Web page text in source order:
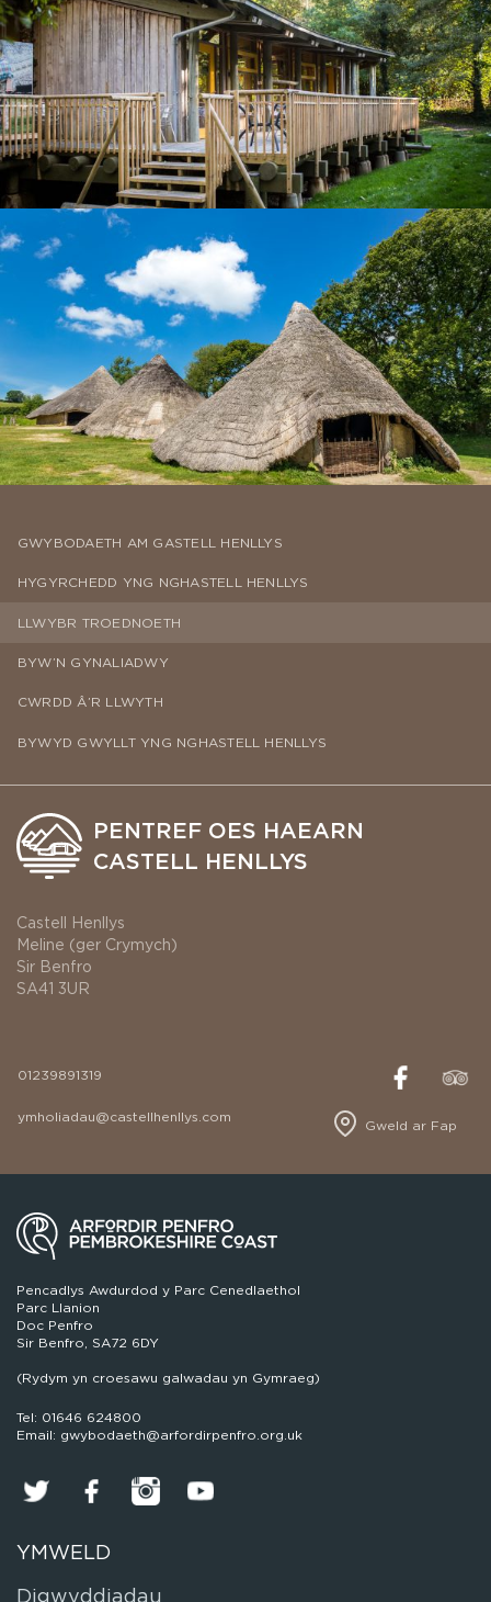
GWYBODAETH AM GASTELL HENLLYS
HYGYRCHEDD YNG NGHASTELL HENLLYS
LLWYBR TROEDNOETH
BYW’N GYNALIADWY
CWRDD Â’R LLWYTH
BYWYD GWYLLT YNG NGHASTELL HENLLYS
PENTREF OES HAEARN
CASTELL HENLLYS
Castell Henllys
Meline (ger Crymych)
Sir Benfro
SA41 3UR
01239891319
ymholiadau@castellhenllys.com
Gweld ar Fap
Pencadlys Awdurdod y Parc Cenedlaethol
Parc Llanion
Doc Penfro
Sir Benfro, SA72 6DY
(Rydym yn croesawu galwadau yn Gymraeg)
Tel: 01646 624800
Email: gwybodaeth@arfordirpenfro.org.uk
YMWELD
Digwyddiadau